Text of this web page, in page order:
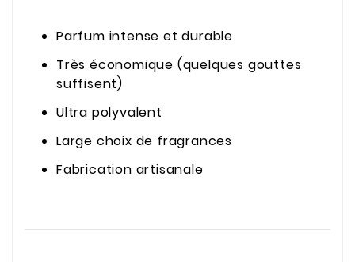
Parfum intense et durable
Très économique (quelques gouttes
suffisent)
Ultra polyvalent
Large choix de fragrances
Fabrication artisanale